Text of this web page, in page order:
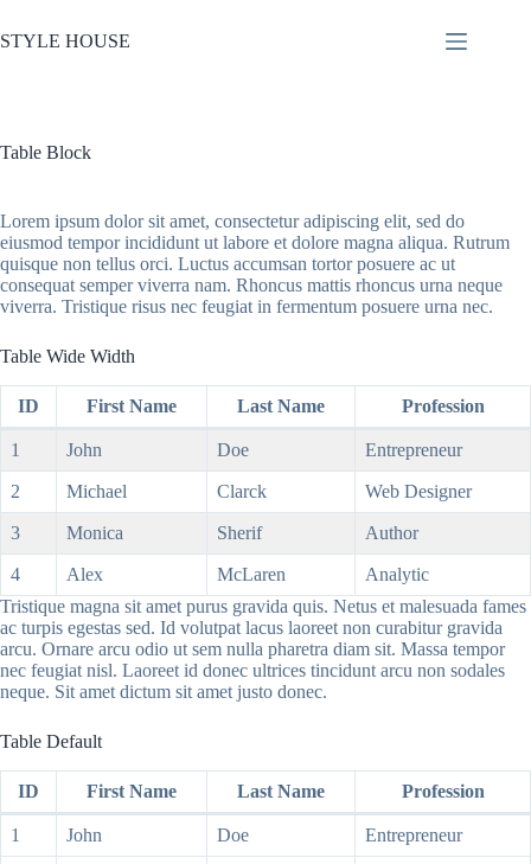
문
뛰
STYLE HOUSE
Table Block
Lorem ipsum dolor sit amet, consectetur adipiscing elit, sed do
eiusmod tempor incididunt ut labore et dolore magna aliqua. Rutrum
quisque non tellus orci. Luctus accumsan tortor posuere ac ut
consequat semper viverra nam. Rhoncus mattis rhoncus urna neque
viverra. Tristique risus nec feugiat in fermentum posuere urna nec.
Table Wide Width
ID First Name Last Name Profession
1 John Doe Entrepreneur
2 Michael Clarck Web Designer
3 Monica Sherif Author
4 Alex McLaren
Analytic
Tristique magna sit amet purus gravida quis. Netus et malesuada fames
ac turpis egestas sed. Id volutpat lacus laoreet non curabitur gravida
arcu. Ornare arcu odio ut sem nulla pharetra diam sit. Massa tempor
nec feugiat nisl. Laoreet id donec ultrices tincidunt arcu non sodales
neque. Sit amet dictum sit amet justo donec.
Table Default
ID First Name Last Name Profession
1 John Doe Entrepreneur